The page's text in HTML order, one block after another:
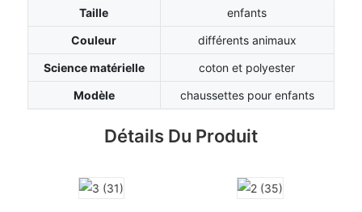
Taille
enfants
Couleur
différents animaux
Science matérielle
coton et polyester
Modèle
chaussettes pour enfants
Détails Du Produit